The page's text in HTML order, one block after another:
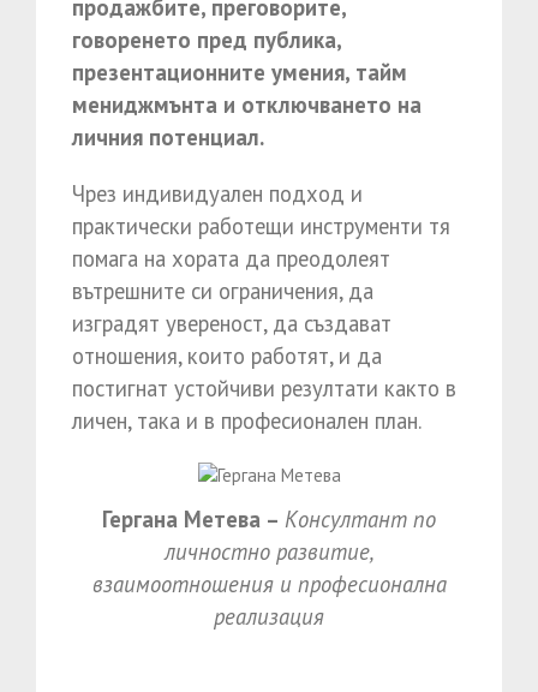
продажбите, преговорите,
говоренето пред публика,
презентационните умения, тайм
мениджмънта и отключването на
личния потенциал.
Чрез индивидуален подход и
практически работещи инструменти тя
помага на хората да преодолеят
вътрешните си ограничения, да
изградят увереност, да създават
отношения, които работят, и да
постигнат устойчиви резултати както в
личен, така и в професионален план.
Гергана Метева – Консултант по
личностно развитие,
взаимоотношения и професионална
реализация